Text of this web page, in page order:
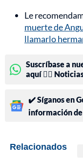
Le
muerte de
llamarlo
Suscríbase a
aquí 👉🏻
✔️ Síganos en
información
Relacionados